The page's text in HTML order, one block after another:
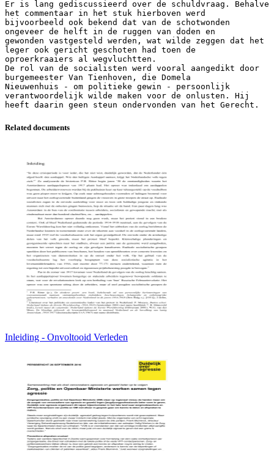
Er is lang gediscussieerd over de schuldvraag. Behalve
het commentaar in het stuk hierboven werd
bijvoorbeeld ook bekend dat van de schotwonden
ongeveer de helft in de ruggen van doden en
gewonden vastgesteld werden, wat wilde zeggen dat het
leger ook gericht geschoten had toen de
oproerkraaiers al wegvluchtten.
De rol van de socialisten werd vooral aangedikt door
burgemeester Van Tienhoven, die Domela
Nieuwenhuis - om politieke gewin - persoonlijk
verantwoordelijk wilde maken voor de onlusten. Hij
Related documents
Inleiding - Onvoltooid Verleden